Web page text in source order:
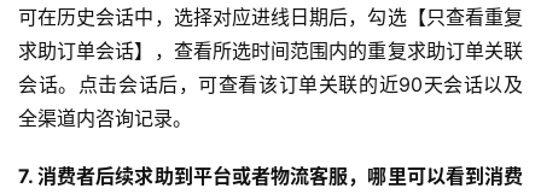
可在历史会话中，选择对应进线日期后，勾选【只查看重复
求助订单会话】，查看所选时间范围内的重复求助订单关联
会话。点击会话后，可查看该订单关联的近90天会话以及
全渠道内咨询记录。
7. 消费者后续求助到平台或者物流客服，哪里可以看到消费